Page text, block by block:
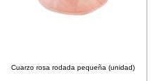
Cuarzo rosa rodada pequeña (unidad)